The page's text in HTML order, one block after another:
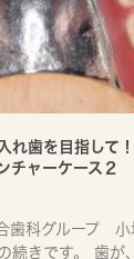
れ歯を目指して
チャーケース２
歯科グループ
続きです。 歯が